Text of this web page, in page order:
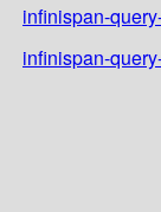
infinispan-
infinispan-